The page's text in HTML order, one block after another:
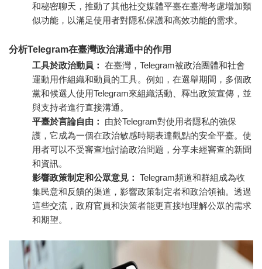
和秘密聊天，推動了其他社交媒體平臺在臺灣考慮增加類
似功能，以滿足使用者對隱私保護和高效功能的需求。
分析Telegram在臺灣政治溝通中的作用
工具於政治動員： 在臺灣，Telegram被政治團體和社會
運動用作組織和動員的工具。例如，在選舉期間，多個政
黨和候選人使用Telegram來組織活動、釋出政策宣傳，並
與支持者進行直接溝通。
平臺於言論自由：
由於Telegram對使用者隱私的強保
護，它成為一個在政治敏感時期表達觀點的安全平臺。使
用者可以不受審查地討論政治問題，分享未經審查的新聞
和資訊。
影響政策制定和公眾意見： Telegram頻道和群組成為收
集民意和反饋的渠道，影響政策制定者和政治領袖。透過
這些交流，政府官員和決策者能更直接地理解公眾的需求
和期望。